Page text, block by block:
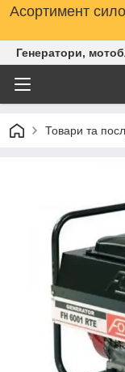
Асортимент
Генератори,
Товари та